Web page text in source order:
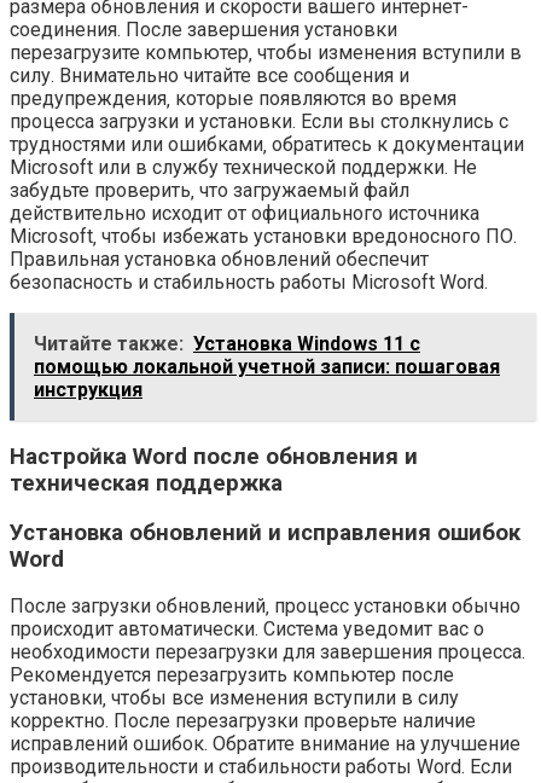
размера обновления и скорости вашего интернет-
соединения. После завершения установки
перезагрузите компьютер‚ чтобы изменения вступили в
силу. Внимательно читайте все сообщения и
предупреждения‚ которые появляются во время
процесса загрузки и установки. Если вы столкнулись с
трудностями или ошибками‚ обратитесь к документации
Microsoft или в службу технической поддержки. Не
забудьте проверить‚ что загружаемый файл
действительно исходит от официального источника
Microsoft‚ чтобы избежать установки вредоносного ПО.
Правильная установка обновлений обеспечит
безопасность и стабильность работы Microsoft Word.
Читайте также: Установка Windows 11 с
помощью локальной учетной записи: пошаговая
инструкция
Настройка Word после обновления и
техническая поддержка
Установка обновлений и исправления ошибок
Word
После загрузки обновлений‚ процесс установки обычно
происходит автоматически. Система уведомит вас о
необходимости перезагрузки для завершения процесса.
Рекомендуется перезагрузить компьютер после
установки‚ чтобы все изменения вступили в силу
корректно. После перезагрузки проверьте наличие
исправлений ошибок. Обратите внимание на улучшение
производительности и стабильности работы Word. Если